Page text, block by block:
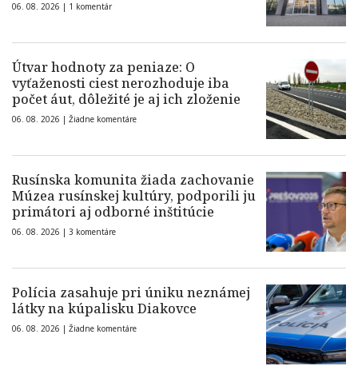
06. 08. 2026 | 1 komentár
Útvar hodnoty za peniaze: O
vyťaženosti ciest nerozhoduje iba
počet áut, dôležité je aj ich zloženie
06. 08. 2026 | Žiadne komentáre
Rusínska komunita žiada zachovanie
Múzea rusínskej kultúry, podporili ju
primátori aj odborné inštitúcie
06. 08. 2026 | 3 komentáre
Polícia zasahuje pri úniku neznámej
látky na kúpalisku Diakovce
06. 08. 2026 | Žiadne komentáre